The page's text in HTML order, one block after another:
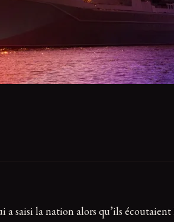
saisi la nation alors qu’ils